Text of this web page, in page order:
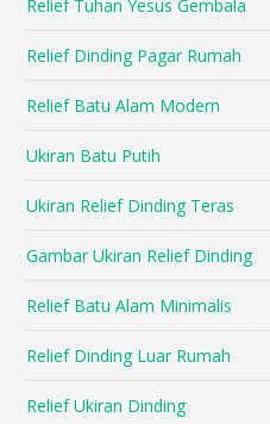
Relief Tuhan Yesus Gembala
Relief Dinding Pagar Rumah
Relief Batu Alam Modern
Ukiran Batu Putih
Ukiran Relief Dinding Teras
Gambar Ukiran Relief Dinding
Relief Batu Alam Minimalis
Relief Dinding Luar Rumah
Relief Ukiran Dinding